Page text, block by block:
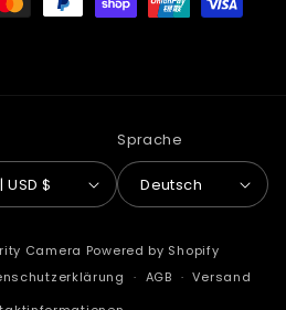
Vereinigte Staaten | USD $
Sprache
Deutsch
Camera Powered by Shopify
AGB
Versand